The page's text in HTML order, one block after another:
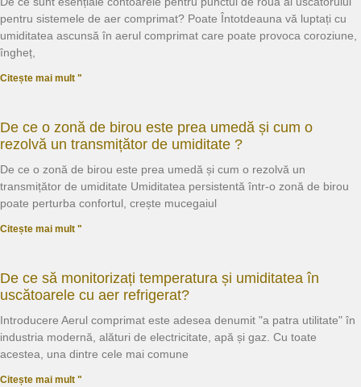
pentru sistemele de aer comprimat? Poate Întotdeauna vă luptați cu
umiditatea ascunsă în aerul comprimat care poate provoca coroziune,
îngheț,
Citește mai mult "
De ce o zonă de birou este prea umedă și cum o
rezolvă un transmițător de umiditate ?
De ce o zonă de birou este prea umedă și cum o rezolvă un
transmițător de umiditate Umiditatea persistentă într-o zonă de birou
poate perturba confortul, crește mucegaiul
Citește mai mult "
De ce să monitorizați temperatura și umiditatea în
uscătoarele cu aer refrigerat?
Introducere Aerul comprimat este adesea denumit "a patra utilitate" în
industria modernă, alături de electricitate, apă și gaz. Cu toate
acestea, una dintre cele mai comune
Citește mai mult "